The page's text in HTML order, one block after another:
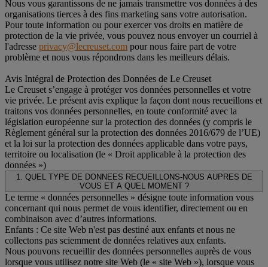
Nous vous garantissons de ne jamais transmettre vos données à des
organisations tierces à des fins marketing sans votre autorisation.
Pour toute information ou pour exercer vos droits en matière de
protection de la vie privée, vous pouvez nous envoyer un courriel à
l'adresse privacy@lecreuset.com pour nous faire part de votre
problème et nous vous répondrons dans les meilleurs délais.
Avis Intégral de Protection des Données de Le Creuset
Le Creuset s’engage à protéger vos données personnelles et votre
vie privée. Le présent avis explique la façon dont nous recueillons et
traitons vos données personnelles, en toute conformité avec la
législation européenne sur la protection des données (y compris le
Règlement général sur la protection des données 2016/679 de l’UE)
et la loi sur la protection des données applicable dans votre pays,
territoire ou localisation (le « Droit applicable à la protection des
données »)
1. QUEL TYPE DE DONNEES RECUEILLONS-NOUS AUPRES DE
VOUS ET A QUEL MOMENT ?
Le terme « données personnelles » désigne toute information vous
concernant qui nous permet de vous identifier, directement ou en
combinaison avec d’autres informations.
Enfants : Ce site Web n'est pas destiné aux enfants et nous ne
collectons pas sciemment de données relatives aux enfants.
Nous pouvons recueillir des données personnelles auprès de vous
lorsque vous utilisez notre site Web (le « site Web »), lorsque vous